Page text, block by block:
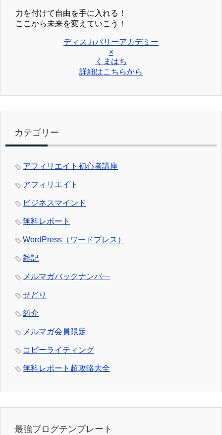
力を付けて自由を手に入れる！
ここから未来を変えていこう！
ディスカバリーアカデミー
×
くまはち
詳細はこちらから
カテゴリー
アフィリエイト初心者講座
アフィリエイト
ビジネスマインド
無料レポート
WordPress（ワードプレス）
雑記
メルマガバックナンバ―
せどり
紹介
メルマガ会員限定
コピーライティング
無料レポート超攻略大全
最強ブログテンプレート